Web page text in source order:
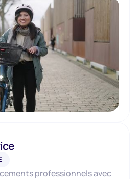
professionnels avec